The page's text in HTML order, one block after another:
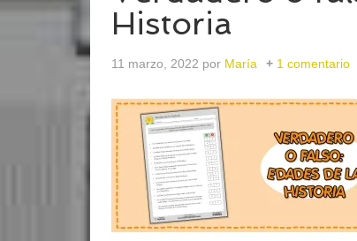
Historia
11 marzo, 2022 por María 1 comentario